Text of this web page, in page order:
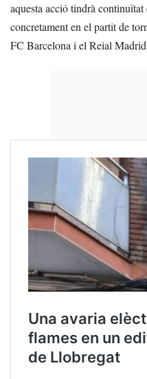
aquesta acció tindrà
concretament en el partit de
FC Barcelona i el Reial